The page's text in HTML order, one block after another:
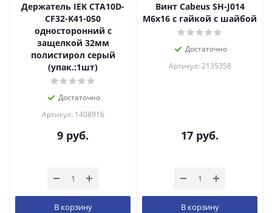
Держатель IEK CTA10D-
CF32-K41-050
односторонний с
защелкой 32мм
полистирол серый
(упак.:1шт)
Достаточно
Артикул: 1408916
9 руб.
В корзину
Винт Cabeus SH-J014
М6х16 с гайкой с шайбой
Достаточно
Артикул: 2135358
17 руб.
В корзину